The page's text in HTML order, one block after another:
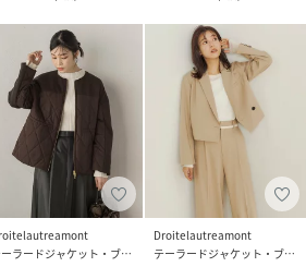
テーラードジャケット・ブレザー
Droitelautreamont
テーラードジャケット・ブレザー